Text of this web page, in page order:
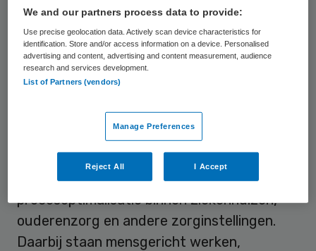
Over Vebego Zorgservice
Vebego Zorgservice ondersteunt
facilitaire en zorgondersteunende
dienstverlening die bijdraagt aan betere
zorg. Het bedrijf richt zich onder meer op
medische schoonmaak, (zorg)logistiek en
procesoptimalisatie binnen ziekenhuizen,
ouderenzorg en andere zorginstellingen.
Daarbij staan mensgericht werken,
We and our partners process data to provide:
Use precise geolocation data. Actively scan device characteristics for
identification. Store and/or access information on a device. Personalised
advertising and content, advertising and content measurement, audience
research and services development.
List of Partners (vendors)
Manage Preferences
Reject All I Accept